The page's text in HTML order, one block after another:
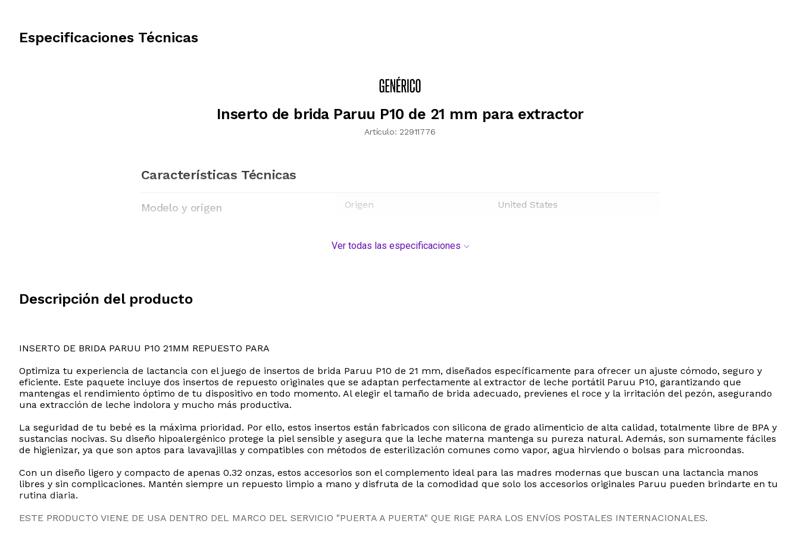
Especificaciones Técnicas
Inserto de brida Paruu P10 de 21 mm para extractor
Artículo: 22911776
Características Técnicas
Modelo y origen Origen United States
Ver todas las especificaciones
Descripción del producto
INSERTO DE BRIDA PARUU P10 21MM REPUESTO PARA
Optimiza tu experiencia de lactancia con el juego de insertos de brida Paruu P10 de 21 mm, diseñados específicamente para ofrecer un ajuste cómodo, seguro y
eficiente. Este paquete incluye dos insertos de repuesto originales que se adaptan perfectamente al extractor de leche portátil Paruu P10, garantizando que
mantengas el rendimiento óptimo de tu dispositivo en todo momento. Al elegir el tamaño de brida adecuado, previenes el roce y la irritación del pezón, asegurando
una extracción de leche indolora y mucho más productiva.
La seguridad de tu bebé es la máxima prioridad. Por ello, estos insertos están fabricados con silicona de grado alimenticio de alta calidad, totalmente libre de BPA y
sustancias nocivas. Su diseño hipoalergénico protege la piel sensible y asegura que la leche materna mantenga su pureza natural. Además, son sumamente fáciles
de higienizar, ya que son aptos para lavavajillas y compatibles con métodos de esterilización comunes como vapor, agua hirviendo o bolsas para microondas.
Con un diseño ligero y compacto de apenas 0.32 onzas, estos accesorios son el complemento ideal para las madres modernas que buscan una lactancia manos
libres y sin complicaciones. Mantén siempre un repuesto limpio a mano y disfruta de la comodidad que solo los accesorios originales Paruu pueden brindarte en tu
rutina diaria.
ESTE PRODUCTO VIENE DE USA DENTRO DEL MARCO DEL SERVICIO "PUERTA A PUERTA" QUE RIGE PARA LOS ENVíOS POSTALES INTERNACIONALES.